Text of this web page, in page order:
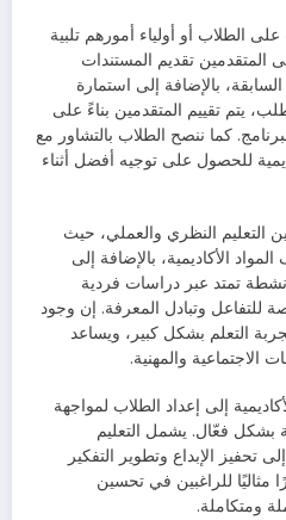
الطلاب أو أولياء أمورهم تلبية
تقديم المستندات
بالإضافة إلى استمارة
يتم تقييم المتقدمين بناءً على
كما ننصح الطلاب بالتشاور مع
للحصول على توجيه أفضل أثناء
التعليم النظري والعملي، حيث
الأكاديمية، بالإضافة إلى
تمتد عبر دراسات فردية
للتفاعل وتبادل المعرفة. إن وجود
التعلم بشكل كبير، ويساعد
الاجتماعية والمهنية.
إلى إعداد الطلاب لمواجهة
بشكل فعّال. يشمل التعليم
الإبداع وتطوير التفكير
مثاليًا للراغبين في تحسين
ومتكاملة.